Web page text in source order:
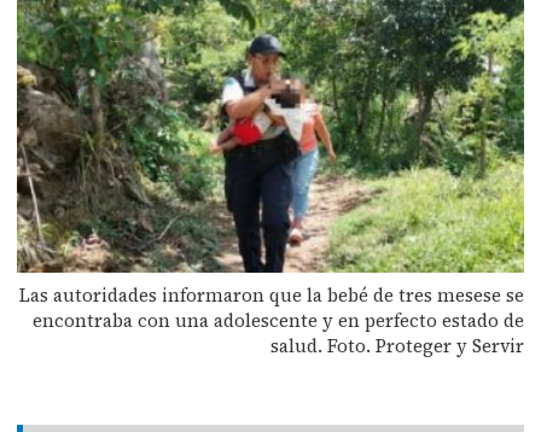
Las autoridades informaron que la bebé de tres mesese se
encontraba con una adolescente y en perfecto estado de
salud. Foto. Proteger y Servir